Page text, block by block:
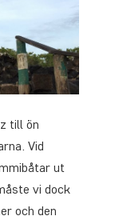
till ön
Vid
ut
vi dock
och den